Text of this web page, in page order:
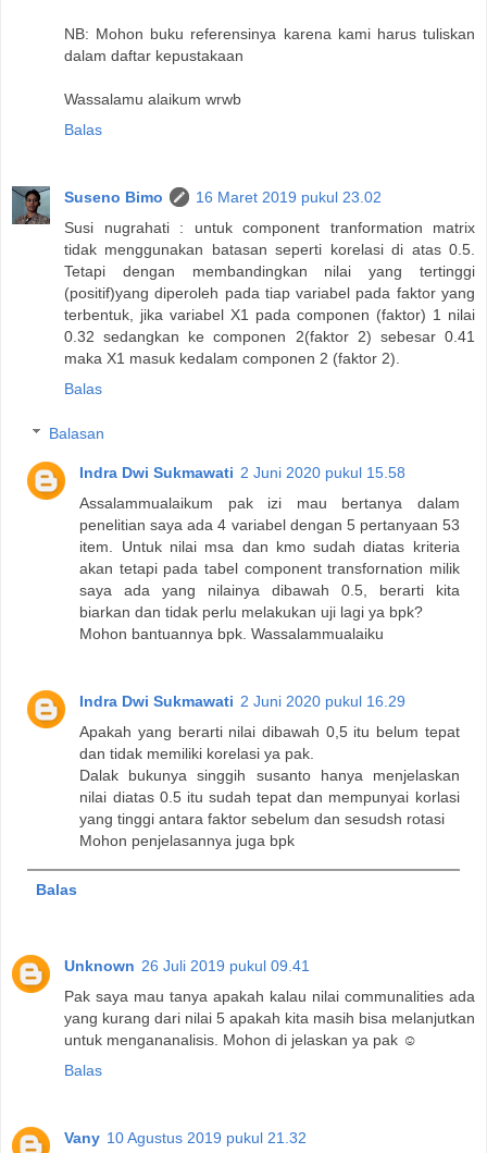
NB: Mohon buku referensinya karena kami harus tuliskan
dalam daftar kepustakaan
Wassalamu alaikum wrwb
Balas
Suseno Bimo
16 Maret 2019 pukul 23.02
Susi nugrahati : untuk component tranformation matrix
tidak menggunakan batasan seperti korelasi di atas 0.5.
Tetapi dengan membandingkan nilai yang tertinggi
(positif)yang diperoleh pada tiap variabel pada faktor yang
terbentuk, jika variabel X1 pada componen (faktor) 1 nilai
0.32 sedangkan ke componen 2(faktor 2) sebesar 0.41
maka X1 masuk kedalam componen 2 (faktor 2).
Balas
Balasan
Indra Dwi Sukmawati 2 Juni 2020 pukul 15.58
Assalammualaikum pak izi mau bertanya dalam
penelitian saya ada 4 variabel dengan 5 pertanyaan 53
item. Untuk nilai msa dan kmo sudah diatas kriteria
akan tetapi pada tabel component transfornation milik
saya ada yang nilainya dibawah 0.5, berarti kita
biarkan dan tidak perlu melakukan uji lagi ya bpk?
Mohon bantuannya bpk. Wassalammualaiku
Indra Dwi Sukmawati 2 Juni 2020 pukul 16.29
Apakah yang berarti nilai dibawah 0,5 itu belum tepat
dan tidak memiliki korelasi ya pak.
Dalak bukunya singgih susanto hanya menjelaskan
nilai diatas 0.5 itu sudah tepat dan mempunyai korlasi
yang tinggi antara faktor sebelum dan sesudsh rotasi
Mohon penjelasannya juga bpk
Balas
Unknown 26 Juli 2019 pukul 09.41
Pak saya mau tanya apakah kalau nilai communalities ada
yang kurang dari nilai 5 apakah kita masih bisa melanjutkan
untuk mengananalisis. Mohon di jelaskan ya pak ☺️
Balas
Vany 10 Agustus 2019 pukul 21.32